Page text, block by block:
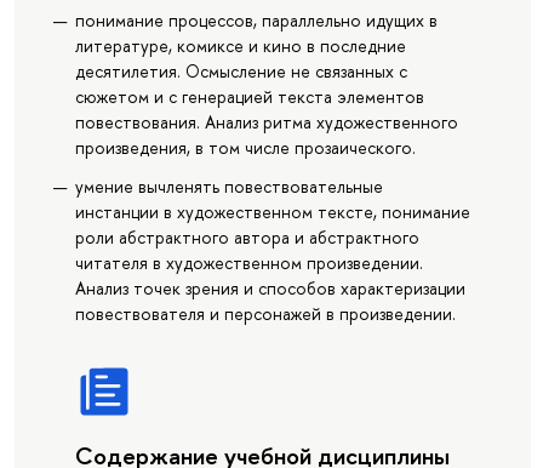
понимание процессов, параллельно идущих в
литературе, комиксе и кино в последние
десятилетия. Осмысление не связанных с
сюжетом и с генерацией текста элементов
повествования. Анализ ритма художественного
произведения, в том числе прозаического.
умение вычленять повествовательные
инстанции в художественном тексте, понимание
роли абстрактного автора и абстрактного
читателя в художественном произведении.
Анализ точек зрения и способов характеризации
повествователя и персонажей в произведении.
Содержание учебной дисциплины